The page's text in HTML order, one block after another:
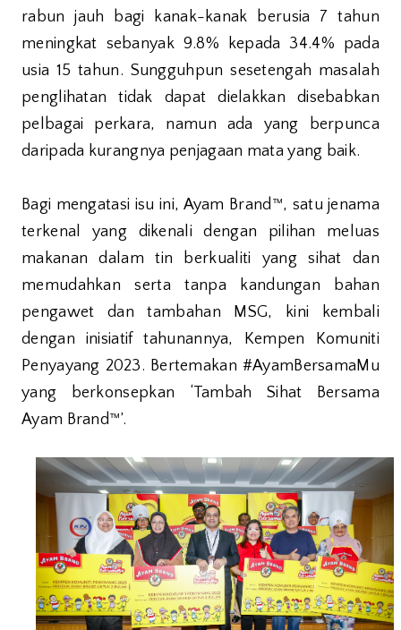
rabun jauh bagi kanak-kanak berusia 7 tahun
meningkat sebanyak 9.8% kepada 34.4% pada
usia 15 tahun. Sungguhpun sesetengah masalah
penglihatan tidak dapat dielakkan disebabkan
pelbagai perkara, namun ada yang berpunca
daripada kurangnya penjagaan mata yang baik.
Bagi mengatasi isu ini, Ayam Brand™, satu jenama
terkenal yang dikenali dengan pilihan meluas
makanan dalam tin berkualiti yang sihat dan
memudahkan serta tanpa kandungan bahan
pengawet dan tambahan MSG, kini kembali
dengan inisiatif tahunannya, Kempen Komuniti
Penyayang 2023. Bertemakan #AyamBersamaMu
yang berkonsepkan ‘Tambah Sihat Bersama
Ayam Brand™’.